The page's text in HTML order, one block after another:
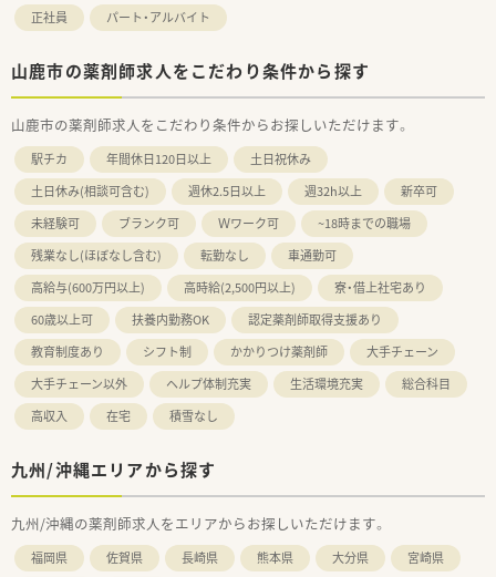
正社員 パート・アルバイト
山鹿市の薬剤師求人をこだわり条件から探す
山鹿市の薬剤師求人をこだわり条件からお探しいただけます。
駅チカ 年間休日120日以上
土日祝休み
土日休み(相談可含む)
週休2.5日以上 週32h以上
新卒可
未経験可
ブランク可 Ｗワーク可
~18時までの職場
残業なし(ほぼなし含む)
転勤なし
車通勤可
高給与(600万円以上)
高時給(2,500円以上)
寮・借上社宅あり
60歳以上可
扶養内勤務OK
認定薬剤師取得支援あり
教育制度あり
シフト制 かかりつけ薬剤師
大手チェーン
大手チェーン以外
ヘルプ体制充実 生活環境充実
総合科目
高収入
在宅 積雪なし
九州/沖縄エリアから探す
九州/沖縄の薬剤師求人をエリアからお探しいただけます。
福岡県 佐賀県 長崎県 熊本県 大分県
宮崎県